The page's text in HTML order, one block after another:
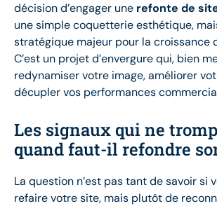
décision d’engager une refonte de
une simple coquetterie esthétique,
stratégique majeur pour la croissance
C’est un projet d’envergure qui, bien
redynamiser votre image, améliorer
décupler vos performances
Les signaux qui ne
quand faut-il refondre
La question n’est pas tant de savoir si
refaire votre site, mais plutôt de